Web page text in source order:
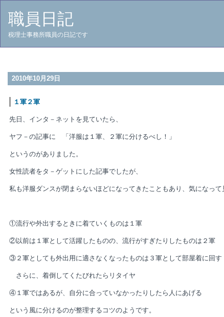
職員日記
税理士事務所職員の日記です
2010年10月29日
１軍２軍
先日、インタ－ネットを見ていたら、
ヤフ－の記事に 「洋服は１軍、２軍に分けるべし！」
というのがありました。
女性読者をタ－ゲットにした記事でしたが、
私も洋服ダンスが閉まらないほどになってきたこともあり、気になって
①流行や外出するときに着ていくものは１軍
②以前は１軍として活躍したものの、流行がすぎたりしたものは２軍
③２軍としても外出用に適さなくなったものは３軍として部屋着に回す
さらに、着倒してくたびれたらリタイヤ
④１軍ではあるが、自分に合っていなかったりしたら人にあげる
という風に分けるのが整理するコツのようです。